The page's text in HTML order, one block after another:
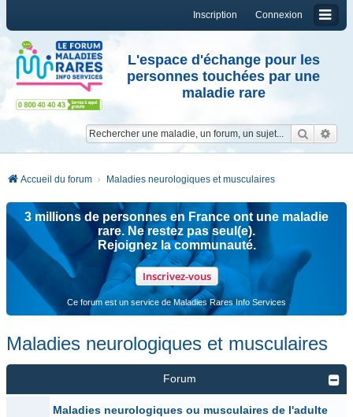
Connexion
Inscription
L'espace d'échange pour les
personnes touchées par une
maladie rare
Accueil du forum Maladies neurologiques et musculaires
3 millions de personnes en France ont une maladie
rare. Ne restez pas seul(e).
Rejoignez la communauté.
Inscrivez-vous
Ce forum est un service de Maladies Rares Info Services
Maladies neurologiques et musculaires
Forum
Maladies neurologiques ou musculaires de l'adulte